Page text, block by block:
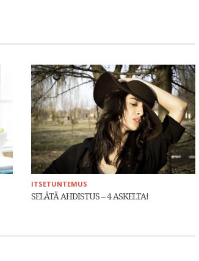
ITSETUNTEMUS
SELÄTÄ AHDISTUS – 4 ASKELTA!